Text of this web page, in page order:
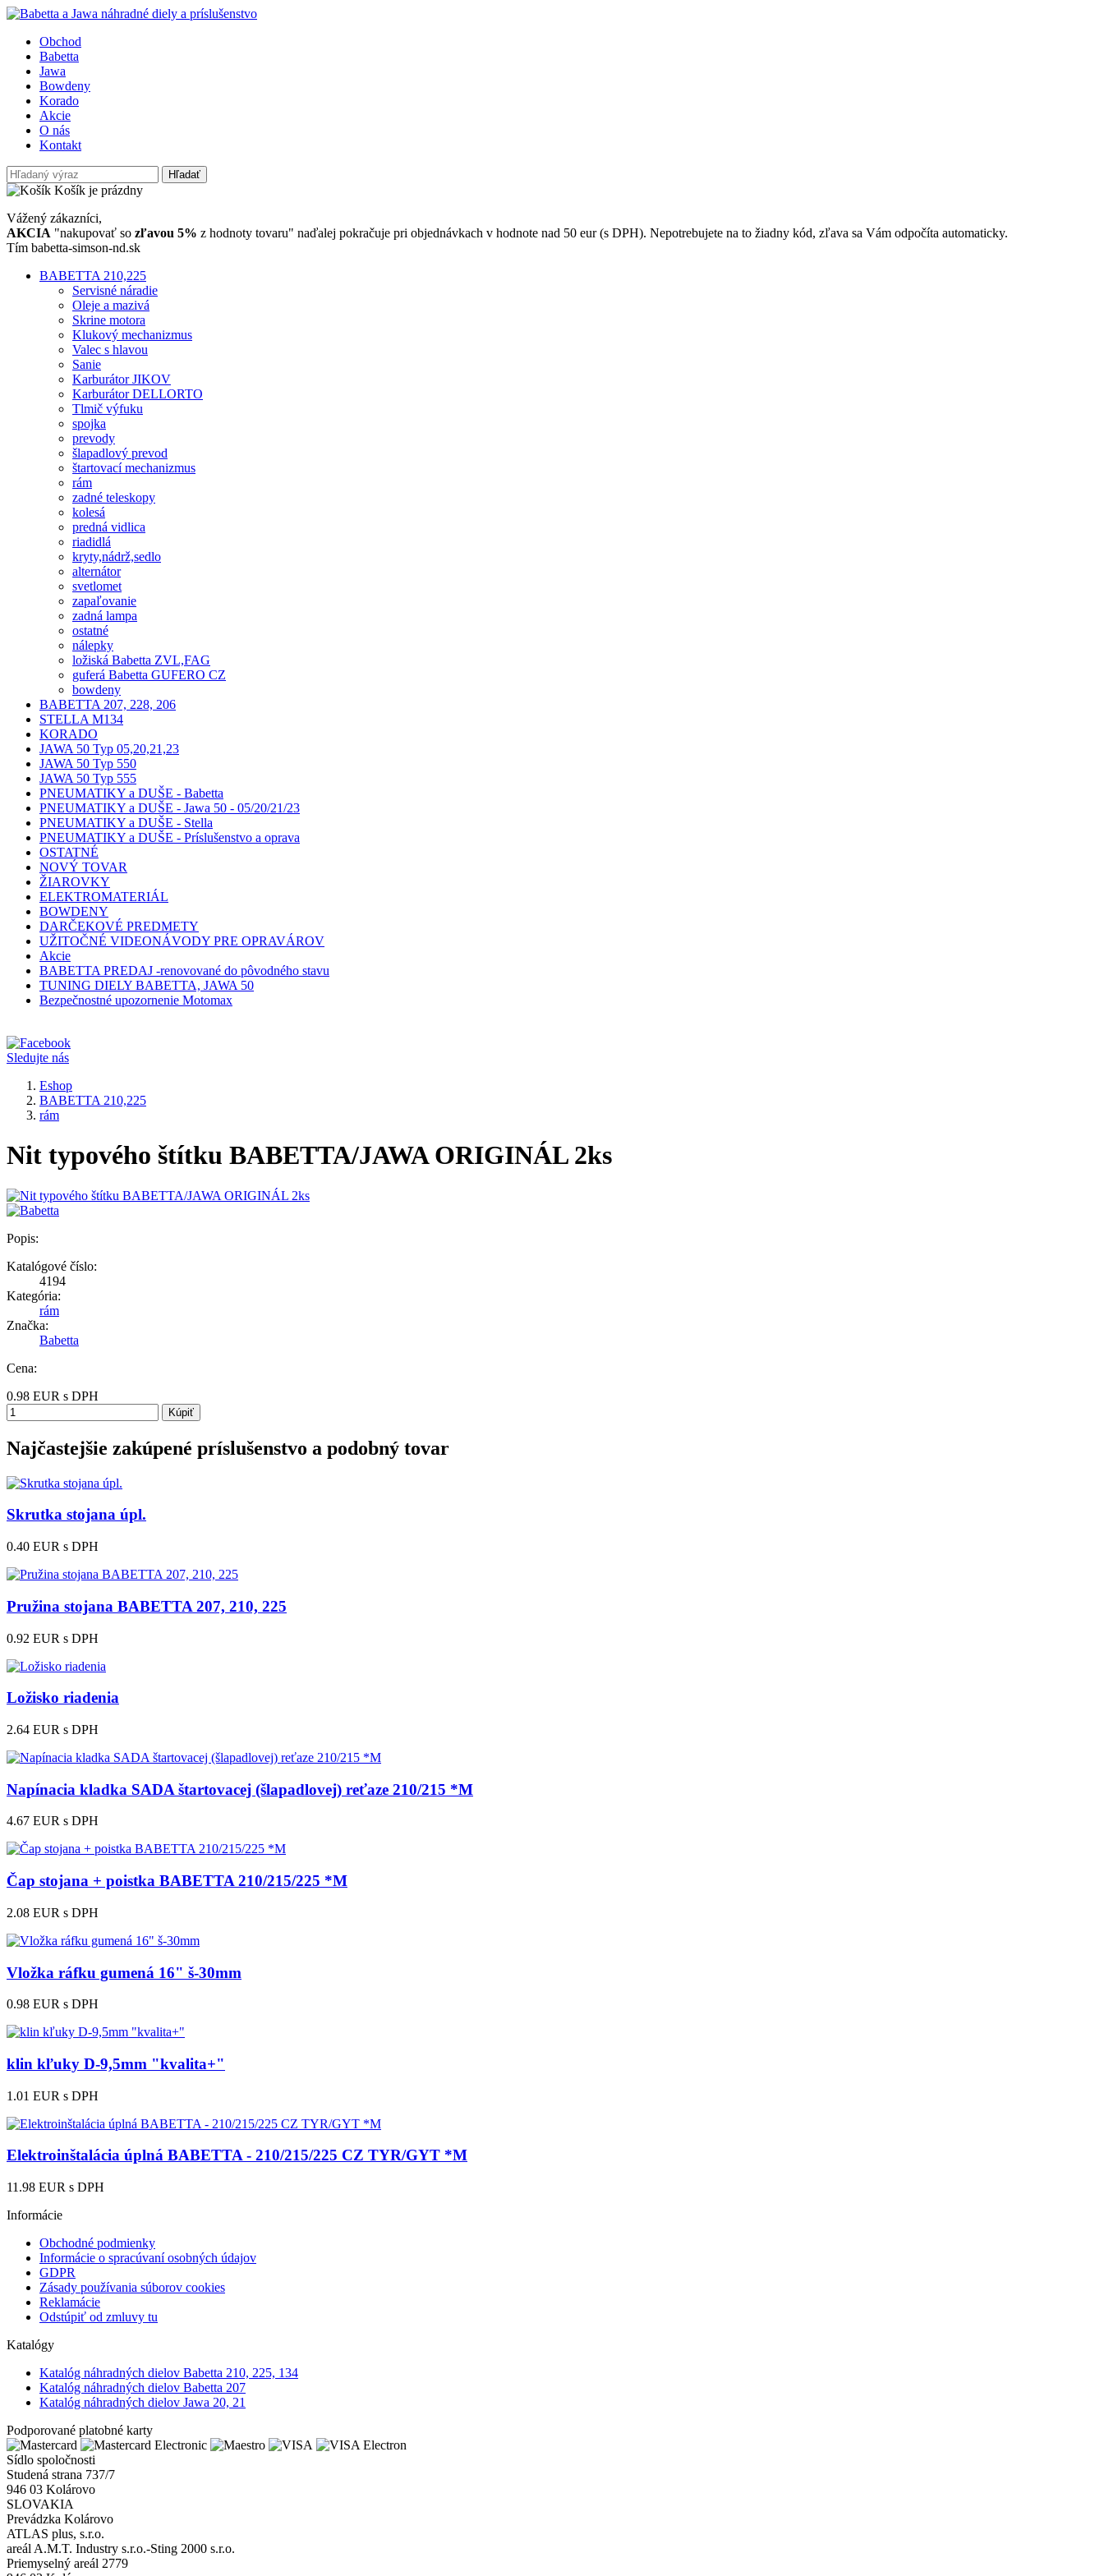
Obchod
Babetta
Jawa
Bowdeny
Korado
Akcie
O nás
Kontakt
Hľadať
Košík je prázdny
Vážený zákazníci,
AKCIA "nakupovať so zľavou 5% z hodnoty tovaru" naďalej pokračuje pri objednávkach v hodnote nad 50 eur (s DPH). Nepotrebujete na to žiadny kód, zľava sa Vám odpočíta automaticky.
Tím babetta-simson-nd.sk
BABETTA 210,225
Servisné náradie
Oleje a mazivá
Skrine motora
Klukový mechanizmus
Valec s hlavou
Sanie
Karburátor JIKOV
Karburátor DELLORTO
Tlmič výfuku
spojka
prevody
šlapadlový prevod
štartovací mechanizmus
rám
zadné teleskopy
kolesá
predná vidlica
riadidlá
kryty,nádrž,sedlo
alternátor
svetlomet
zapaľovanie
zadná lampa
ostatné
nálepky
ložiská Babetta ZVL,FAG
guferá Babetta GUFERO CZ
bowdeny
BABETTA 207, 228, 206
STELLA M134
KORADO
JAWA 50 Typ 05,20,21,23
JAWA 50 Typ 550
JAWA 50 Typ 555
PNEUMATIKY a DUŠE - Babetta
PNEUMATIKY a DUŠE - Jawa 50 - 05/20/21/23
PNEUMATIKY a DUŠE - Stella
PNEUMATIKY a DUŠE - Príslušenstvo a oprava
OSTATNÉ
NOVÝ TOVAR
ŽIAROVKY
ELEKTROMATERIÁL
BOWDENY
DARČEKOVÉ PREDMETY
UŽITOČNÉ VIDEONÁVODY PRE OPRAVÁROV
Akcie
BABETTA PREDAJ -renovované do pôvodného stavu
TUNING DIELY BABETTA, JAWA 50
Bezpečnostné upozornenie Motomax
Sledujte nás
Eshop
BABETTA 210,225
rám
Nit typového štítku BABETTA/JAWA ORIGINÁL 2ks
Popis:
Katalógové číslo:
4194
Kategória:
rám
Značka:
Babetta
Cena:
0.98 EUR s DPH
Kúpiť
Najčastejšie zakúpené príslušenstvo a podobný tovar
Skrutka stojana úpl.
0.40 EUR s DPH
Pružina stojana BABETTA 207, 210, 225
0.92 EUR s DPH
Ložisko riadenia
2.64 EUR s DPH
Napínacia kladka SADA štartovacej (šlapadlovej) reťaze 210/215 *M
4.67 EUR s DPH
Čap stojana + poistka BABETTA 210/215/225 *M
2.08 EUR s DPH
Vložka ráfku gumená 16" š-30mm
0.98 EUR s DPH
klin kľuky D-9,5mm "kvalita+"
1.01 EUR s DPH
Elektroinštalácia úplná BABETTA - 210/215/225 CZ TYR/GYT *M
11.98 EUR s DPH
Informácie
Obchodné podmienky
Informácie o spracúvaní osobných údajov
GDPR
Zásady používania súborov cookies
Reklamácie
Odstúpiť od zmluvy tu
Katalógy
Katalóg náhradných dielov Babetta 210, 225, 134
Katalóg náhradných dielov Babetta 207
Katalóg náhradných dielov Jawa 20, 21
Podporované platobné karty
Sídlo spoločnosti
Studená strana 737/7
946 03 Kolárovo
SLOVAKIA
Prevádzka Kolárovo
ATLAS plus, s.r.o.
areál A.M.T. Industry s.r.o.-Sting 2000 s.r.o.
Priemyselný areál 2779